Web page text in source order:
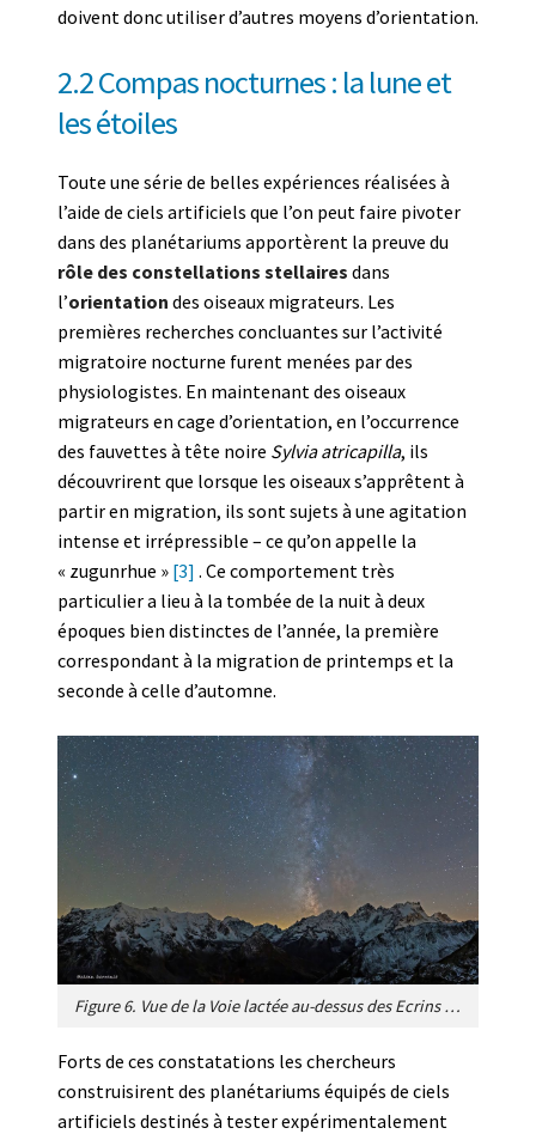
doivent donc utiliser d’autres moyens d’orientation.
2.2 Compas nocturnes : la lune et
les étoiles
Toute une série de belles expériences réalisées à
l’aide de ciels artificiels que l’on peut faire pivoter
dans des planétariums apportèrent la preuve du
rôle des constellations stellaires dans
l’orientation des oiseaux migrateurs. Les
premières recherches concluantes sur l’activité
migratoire nocturne furent menées par des
physiologistes. En maintenant des oiseaux
migrateurs en cage d’orientation, en l’occurrence
des fauvettes à tête noire Sylvia atricapilla, ils
découvrirent que lorsque les oiseaux s’apprêtent à
partir en migration, ils sont sujets à une agitation
intense et irrépressible – ce qu’on appelle la
« zugunrhue » [3] . Ce comportement très
particulier a lieu à la tombée de la nuit à deux
époques bien distinctes de l’année, la première
correspondant à la migration de printemps et la
seconde à celle d’automne.
Figure 6. Vue de la Voie lactée au-dessus des Ecrins (Alpes, France), vue prise du col du Galibier, septembre 2021. Les oiseaux migrateurs sont capables de s’orienter grâce aux étoiles et constellations. [Source photo © Alain Herrault, reproduite avec l’aimable autorisation de l’auteur]
Forts de ces constatations les chercheurs
construisirent des planétariums équipés de ciels
artificiels destinés à tester expérimentalement